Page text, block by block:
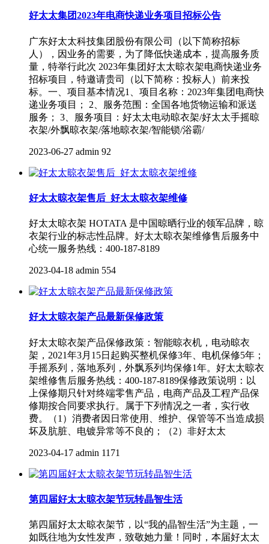
好太太集团2023年电商快递业务项目招标公告
广东好太太科技集团股份有限公司（以下简称招标
人），因业务的需要，为了降低快递成本，提高服务质
量，特举行此次 2023年集团好太太晾衣架电商快递业务
招标项目，特邀请贵司（以下简称：投标人）前来投
标。一、项目基本情况1、项目名称：2023年集团电商快
递业务项目； 2、服务范围：全国各地货物运输和派送
服务； 3、服务项目：好太太电动晾衣架/好太太手摇晾
衣架/外飘晾衣架/落地晾衣架/智能锁/浴霸/
2023-06-27 admin 92
好太太晾衣架售后_好太太晾衣架维修
好太太晾衣架 HOTATA 是中国晾晒行业的领军品牌，晾
衣架行业的标志性品牌。好太太晾衣架维修售后服务中
心统一服务热线：400-187-8189
2023-04-18 admin 554
好太太晾衣架产品最新保修政策
好太太晾衣架产品保修政策：智能晾衣机，电动晾衣
架，2021年3月15日起购买整机保修3年、电机保修5年；
手摇系列，落地系列，外飘系列均保修1年。好太太晾衣
架维修售后服务热线：400-187-8189保修政策说明：以
上保修期只针对终端零售产品，电商产品及工程产品保
修期按合同要求执行。属于下列情况之一者，实行收
费。（1）消费者因日常使用、维护、保管等不当造成损
坏及肮脏、电镀异常等不良的；（2）非好太太
2023-04-17 admin 1171
第四届好太太晾衣架节玩转晶智生活
第四届好太太晾衣架节，以“我的晶智生活”为主题，一
如既往地为女性发声，致敬她力量！同时，本届好太太